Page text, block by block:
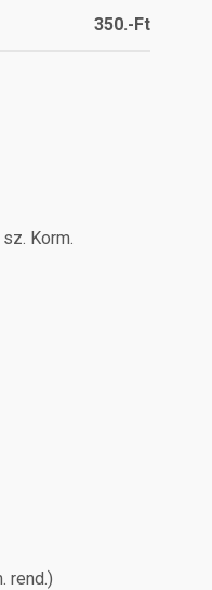
350.-Ft
Korm.
rend.)